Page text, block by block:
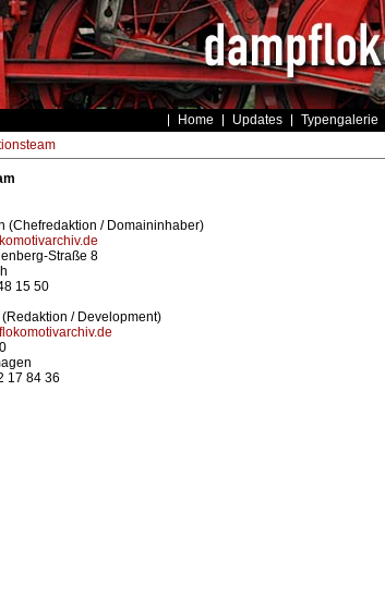
Home Updates Typengalerie
(Chefredaktion / Domaininhaber)
Straße 8
15 50
(Redaktion / Development)
17 84 36